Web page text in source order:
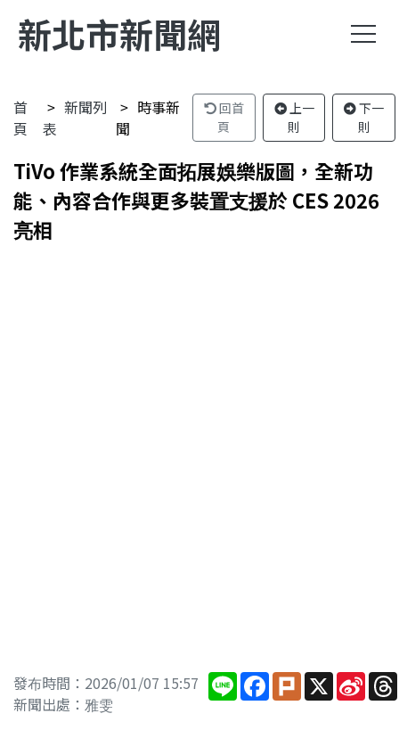
新北市新聞網
首
頁
新聞列
表
時事新
聞
回首
頁
上一
則
下一
則
TiVo 作業系統全面拓展娛樂版圖，全新功
能、內容合作與更多裝置支援於 CES 2026
亮相
發布時間：2026/01/07 15:57
新聞出處：雅雯
Line Facebook
PlurkX Sina